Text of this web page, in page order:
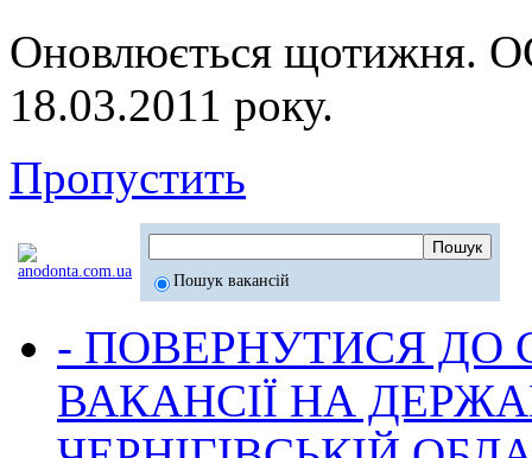
Оновлюється
18.03.2011 року.
Пропустить
Пошук вакансій
- ПОВЕРНУТИСЯ ДО
ВАКАНСІЇ НА